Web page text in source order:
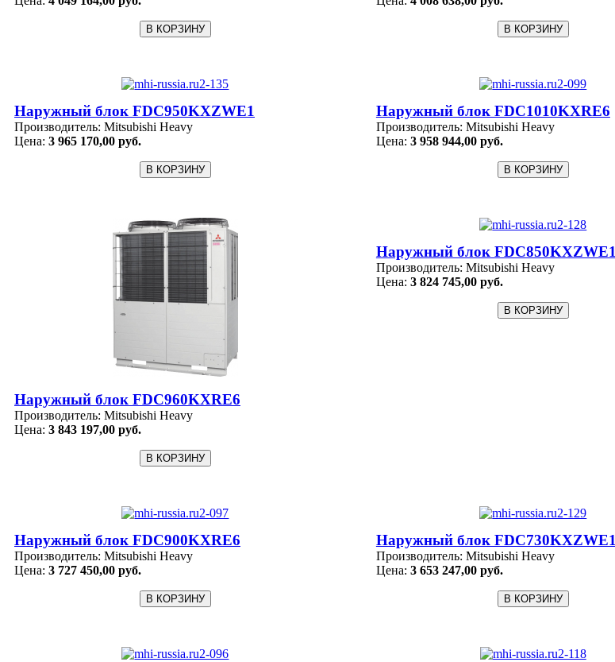
Наружный блок FDC950KXZWE1
Производитель: Mitsubishi Heavy
Цена: 3 965 170,00 руб.
Наружный блок FDC1010KXRE6
Производитель: Mitsubishi Heavy
Цена: 3 958 944,00 руб.
Наружный блок FDC960KXRE6
Производитель: Mitsubishi Heavy
Цена: 3 843 197,00 руб.
Наружный блок FDC850KXZWE1
Производитель: Mitsubishi Heavy
Цена: 3 824 745,00 руб.
Наружный блок FDC900KXRE6
Производитель: Mitsubishi Heavy
Цена: 3 727 450,00 руб.
Наружный блок FDC730KXZWE1
Производитель: Mitsubishi Heavy
Цена: 3 653 247,00 руб.